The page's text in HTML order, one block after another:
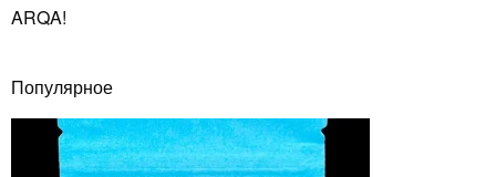
ARQA!
Популярное